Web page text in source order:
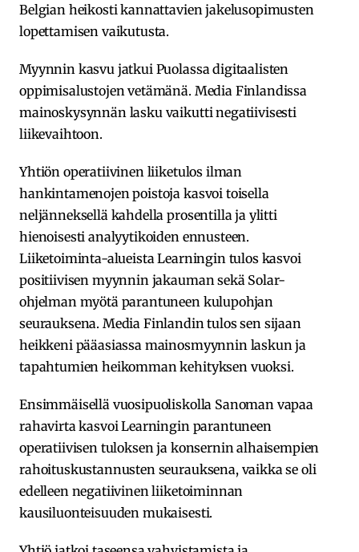
Belgian heikosti kannattavien jakelusopimusten
lopettamisen vaikutusta.
Myynnin kasvu jatkui Puolassa digitaalisten
oppimisalustojen vetämänä. Media Finlandissa
mainoskysynnän lasku vaikutti negatiivisesti
liikevaihtoon.
Yhtiön operatiivinen liiketulos ilman
hankintamenojen poistoja kasvoi toisella
neljänneksellä kahdella prosentilla ja ylitti
hienoisesti analyytikoiden ennusteen.
Liiketoiminta-alueista Learningin tulos kasvoi
positiivisen myynnin jakauman sekä Solar-
ohjelman myötä parantuneen kulupohjan
seurauksena. Media Finlandin tulos sen sijaan
heikkeni pääasiassa mainosmyynnin laskun ja
tapahtumien heikomman kehityksen vuoksi.
Ensimmäisellä vuosipuoliskolla Sanoman vapaa
rahavirta kasvoi Learningin parantuneen
operatiivisen tuloksen ja konsernin alhaisempien
rahoituskustannusten seurauksena, vaikka se oli
edelleen negatiivinen liiketoiminnan
kausiluonteisuuden mukaisesti.